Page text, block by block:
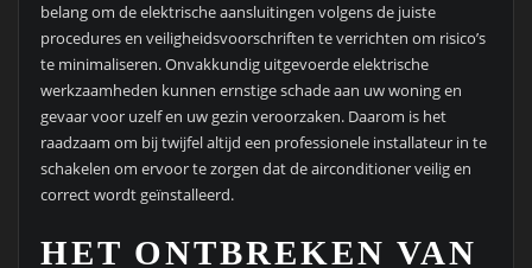
belang om de elektrische aansluitingen volgens de juiste
procedures en veiligheidsvoorschriften te verrichten om risico’s
te minimaliseren. Onvakkundig uitgevoerde elektrische
werkzaamheden kunnen ernstige schade aan uw woning en
gevaar voor uzelf en uw gezin veroorzaken. Daarom is het
raadzaam om bij twijfel altijd een professionele installateur in te
schakelen om ervoor te zorgen dat de airconditioner veilig en
correct wordt geïnstalleerd.
HET ONTBREKEN VAN